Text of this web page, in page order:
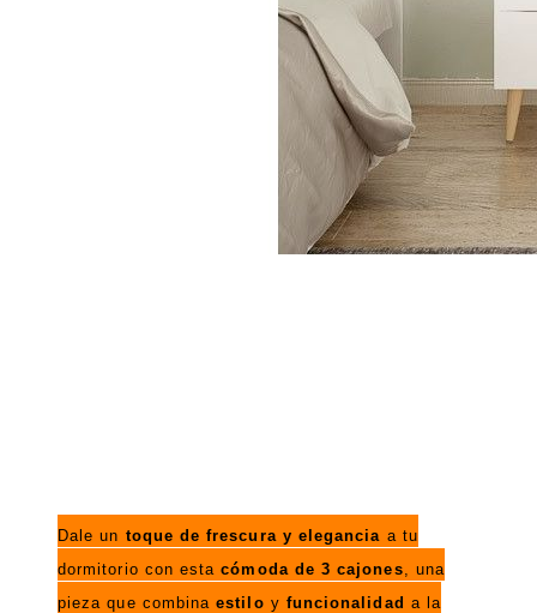
Dale un toque de frescura y elegancia a tu
dormitorio con estacómoda de 3 cajones , una
pieza que combinaestilo y funcionalidad a la